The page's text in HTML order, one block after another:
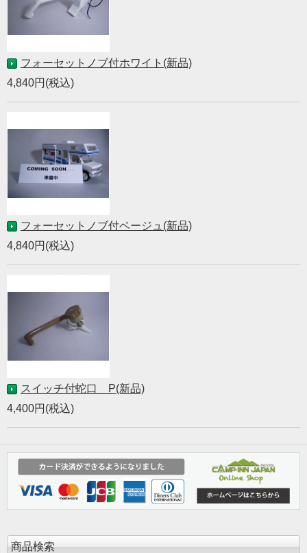
フォーセットノブ付ホワイト(新品)
4,840円(税込)
フォーセットノブ付ベージュ(新品)
4,840円(税込)
スイッチ付蛇口 P(新品)
4,400円(税込)
商品検索